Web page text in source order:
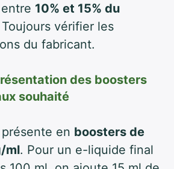
10% et 15% du
vérifier les
du fabricant.
des boosters
souhaité
en boosters de
ml. Pour un e-liquide final